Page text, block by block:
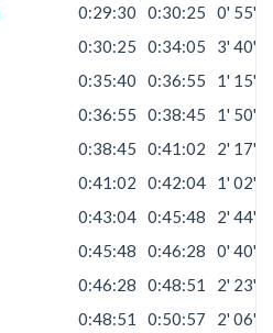
0:29:30 0:30:25 0' 55''
0:30:25 0:34:05 3' 40''
0:35:40 0:36:55 1' 15''
0:36:55 0:38:45 1' 50''
0:38:45 0:41:02 2' 17''
0:41:02 0:42:04 1' 02''
0:43:04 0:45:48 2' 44''
0:45:48 0:46:28 0' 40''
0:46:28 0:48:51 2' 23''
0:48:51 0:50:57 2' 06''